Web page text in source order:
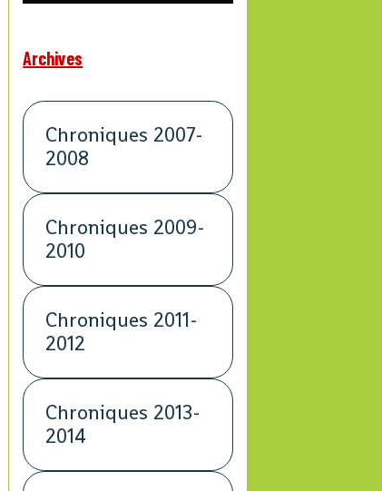
Archives
Chroniques 2007-
2008
Chroniques 2009-
2010
Chroniques 2011-
2012
Chroniques 2013-
2014